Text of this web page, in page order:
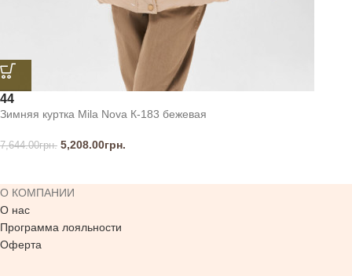
44
Зимняя куртка Mila Nova К-183 бежевая
7,644.00грн. 5,208.00грн.
О КОМПАНИИ
О нас
Программа лояльности
Оферта